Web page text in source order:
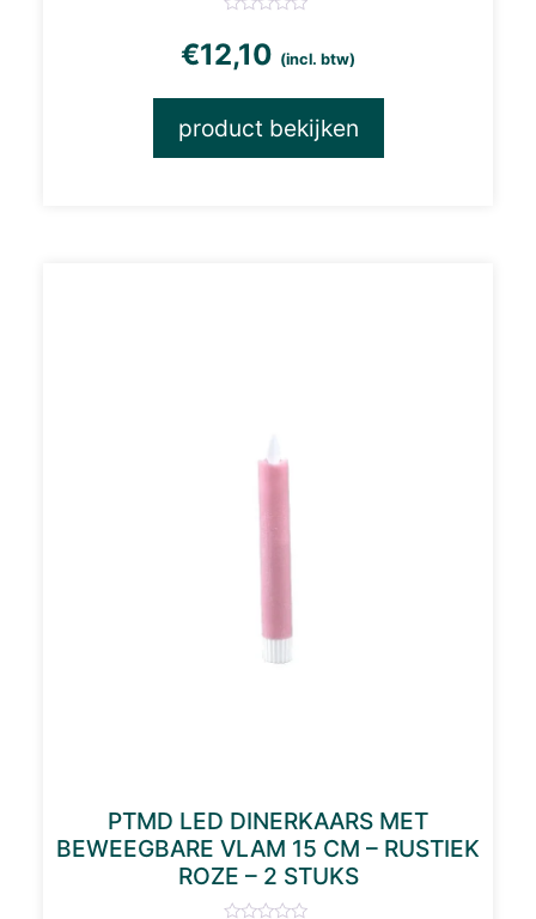
€12,10 (incl. btw)
product bekijken
PTMD LED DINERKAARS MET
BEWEEGBARE VLAM 15 CM – RUSTIEK
ROZE – 2 STUKS